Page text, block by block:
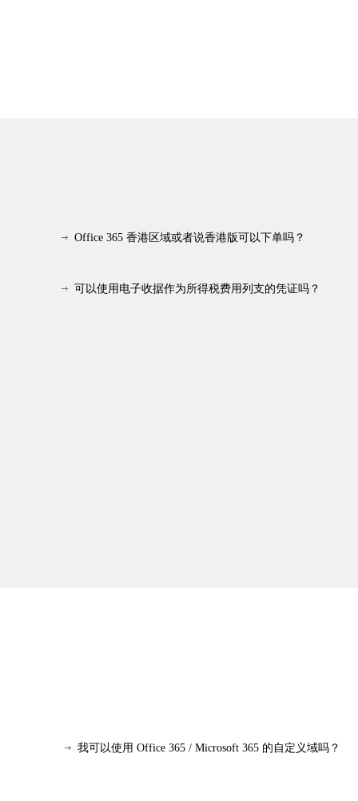
Office 365 香港区域或者说香港版可以下单吗？
可以使用电子收据作为所得税费用列支的凭证吗？
我可以使用 Office 365 / Microsoft 365 的自定义域吗？